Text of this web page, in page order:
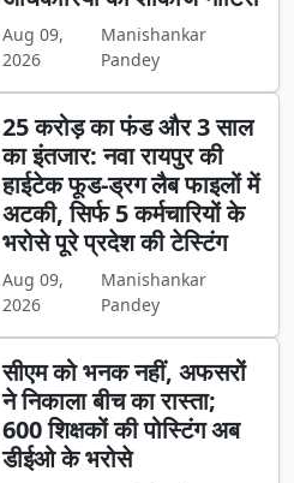
Aug 09,
2026
Manishankar
Pandey
25 करोड़ का फंड और 3 साल
का इंतजार: नवा रायपुर की
हाईटेक फूड-ड्रग लैब फाइलों में
अटकी, सिर्फ 5 कर्मचारियों के
भरोसे पूरे प्रदेश की टेस्टिंग
Aug 09,
2026
Manishankar
Pandey
सीएम को भनक नहीं, अफसरों
ने निकाला बीच का रास्ता;
600 शिक्षकों की पोस्टिंग अब
डीईओ के भरोसे